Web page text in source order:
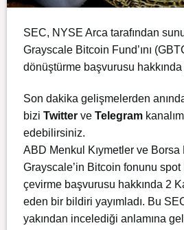
SEC, NYSE Arca tarafından
Grayscale Bitcoin Fund’ını
dönüştürme başvurusu
Son dakika gelişmelerden
bizi Twitter ve Telegram
edebilirsiniz.
ABD Menkul Kıymetler ve
Grayscale’in Bitcoin fonunu spot
çevirme başvurusu hakkında 2
eden bir bildiri yayımladı. Bu
yakından incelediği anlamına